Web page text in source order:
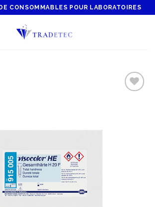
CONSOMMABLES POUR LABORATOIRES